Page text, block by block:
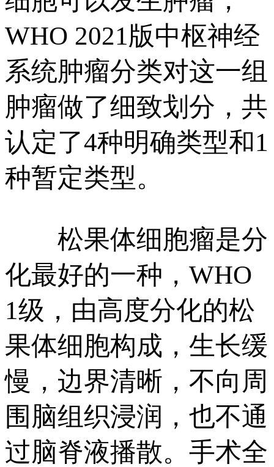
WHO 2021版中枢神经
系统肿瘤分类对这一组
肿瘤做了细致划分，共
认定了4种明确类型和1
种暂定类型。
松果体细胞瘤是分
化最好的一种，WHO
1级，由高度分化的松
果体细胞构成，生长缓
慢，边界清晰，不向周
围脑组织浸润，也不通
过脑脊液播散。手术全